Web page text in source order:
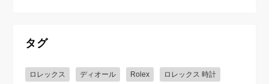
タグ
ロレックス ディオール Rolex ロレックス 時計